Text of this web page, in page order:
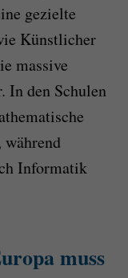
gezielte
Künstlicher
massive
In den Schulen
während
Informatik
muss